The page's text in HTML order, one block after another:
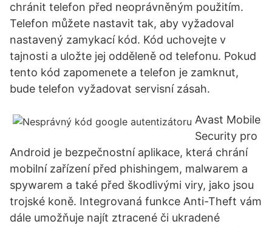
chránit telefon před neoprávněným použitím.
Telefon můžete nastavit tak, aby vyžadoval
nastavený zamykací kód. Kód uchovejte v
tajnosti a uložte jej odděleně od telefonu. Pokud
tento kód zapomenete a telefon je zamknut,
bude telefon vyžadovat servisní zásah.
Avast Mobile
Security pro
Android je bezpečnostní aplikace, která chrání
mobilní zařízení před phishingem, malwarem a
spywarem a také před škodlivými viry, jako jsou
trojské koně. Integrovaná funkce Anti-Theft vám
dále umožňuje najít ztracené či ukradené